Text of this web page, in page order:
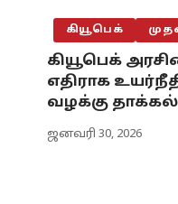
கியூபெக்
கியூபெக்
எதிராக
வழக்கு தாக்கல்
ஜனவரி 30, 2026